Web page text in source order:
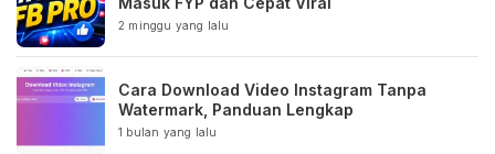
2 minggu yang lalu
Cara Download Video Instagram Tanpa
Watermark, Panduan Lengkap
1 bulan yang lalu